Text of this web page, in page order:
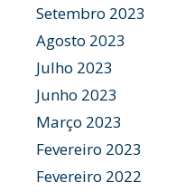
Setembro 2023
Agosto 2023
Julho 2023
Junho 2023
Março 2023
Fevereiro 2023
Fevereiro 2022